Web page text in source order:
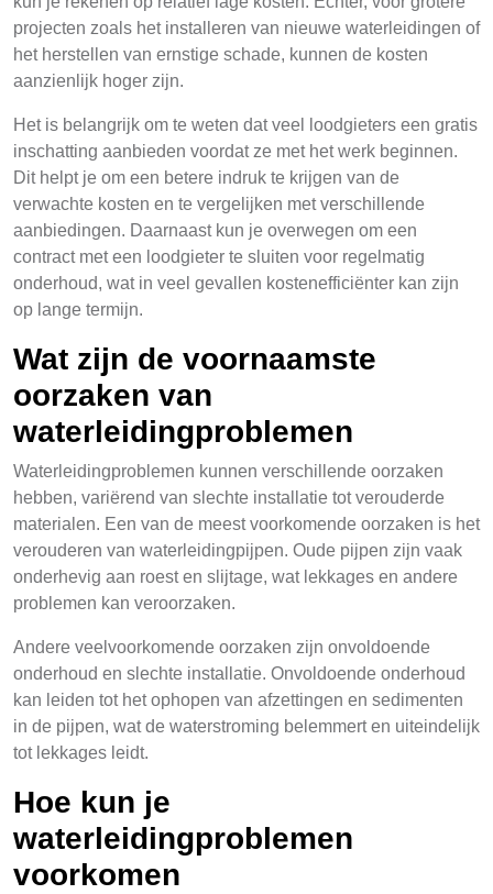
projecten zoals het installeren van nieuwe waterleidingen of
het herstellen van ernstige schade, kunnen de kosten
aanzienlijk hoger zijn.
Het is belangrijk om te weten dat veel loodgieters een gratis
inschatting aanbieden voordat ze met het werk beginnen.
Dit helpt je om een betere indruk te krijgen van de
verwachte kosten en te vergelijken met verschillende
aanbiedingen. Daarnaast kun je overwegen om een
contract met een loodgieter te sluiten voor regelmatig
onderhoud, wat in veel gevallen kostenefficiënter kan zijn
op lange termijn.
Wat zijn de voornaamste
oorzaken van
waterleidingproblemen
Waterleidingproblemen kunnen verschillende oorzaken
hebben, variërend van slechte installatie tot verouderde
materialen. Een van de meest voorkomende oorzaken is het
verouderen van waterleidingpijpen. Oude pijpen zijn vaak
onderhevig aan roest en slijtage, wat lekkages en andere
problemen kan veroorzaken.
Andere veelvoorkomende oorzaken zijn onvoldoende
onderhoud en slechte installatie. Onvoldoende onderhoud
kan leiden tot het ophopen van afzettingen en sedimenten
in de pijpen, wat de waterstroming belemmert en uiteindelijk
tot lekkages leidt.
Hoe kun je
waterleidingproblemen
voorkomen